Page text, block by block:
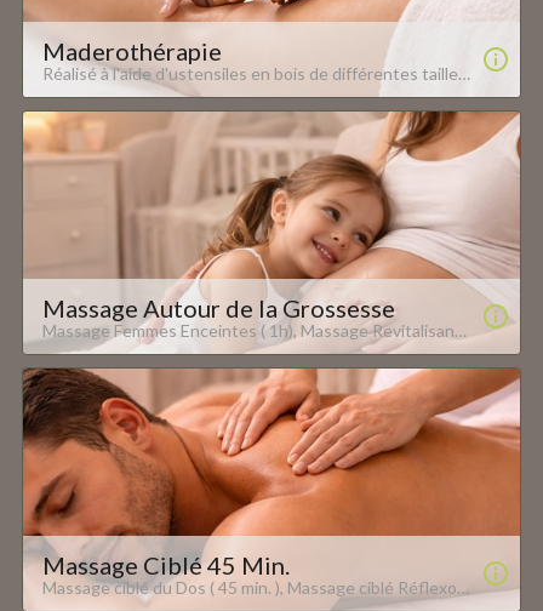
Maderothérapie
Réalisé à l'aide d'ustensiles en bois de différentes tailles et formes spécialement conçus pour s'adapter aux lignes du corps. - Anti cellulite - Une alternative à la chirurgie - Accélère le métabolisme - Active le système lymphatique - Raffermit et tonifie la peau - Redessine le corps et les volumes - Post opératoire...
Massage Autour de la Grossesse
Massage Femmes Enceintes ( 1h), Massage Revitalisant Post-Natal ( 1h ), Atelier Initiation Massage Bébé ( env. 45Min) Oxyzen, 12 Bis rue du Grand Cerf - 57000 Metz www.oxyzen-metz.com
Massage Ciblé 45 Min.
Massage ciblé du Dos ( 45 min. ), Massage ciblé Réflexologie Plantaire ( 45 Min. ), Massage ciblé du Crâne ( 45 Min. ), Massage Ciblé Jambes (45Min.), Massage Ciblé Mains ( 45Min.) Oxyzen, 12 Bis rue du Grand Cerf - 57000 Metz www.oxyzen-metz.com